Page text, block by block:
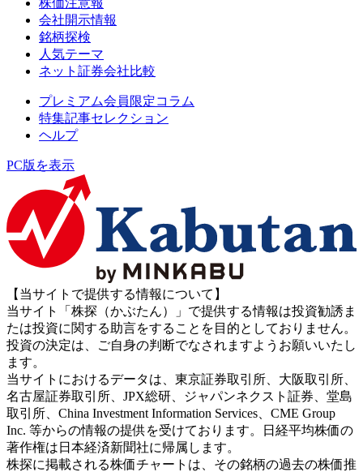
株価注意報
会社開示情報
銘柄探検
人気テーマ
ネット証券会社比較
プレミアム会員限定コラム
特集記事セレクション
ヘルプ
PC版を表示
【当サイトで提供する情報について】
当サイト「株探（かぶたん）」で提供する情報は投資勧誘ま
たは投資に関する助言をすることを目的としておりません。
投資の決定は、ご自身の判断でなされますようお願いいたし
ます。
当サイトにおけるデータは、東京証券取引所、大阪取引所、
名古屋証券取引所、JPX総研、ジャパンネクスト証券、堂島
取引所、China Investment Information Services、CME Group
Inc. 等からの情報の提供を受けております。日経平均株価の
著作権は日本経済新聞社に帰属します。
株探に掲載される株価チャートは、その銘柄の過去の株価推